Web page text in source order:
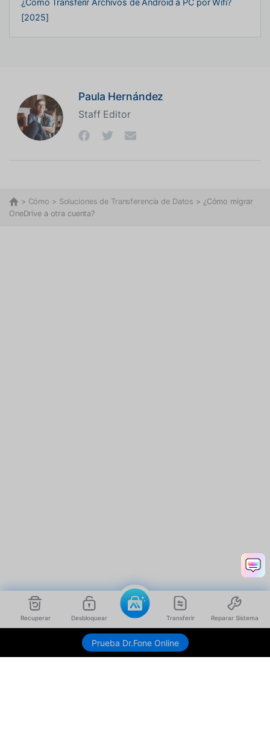
Recuperar Desbloquear Transferir Reparar Sistema
Prueba Dr.Fone Online
¿Cómo Transferir Archivos de Android a PC por Wifi?
[2025]
Paula Hernández
Staff Editor
> Cómo > Soluciones de Transferencia de Datos > ¿Cómo migrar
OneDrive a otra cuenta?